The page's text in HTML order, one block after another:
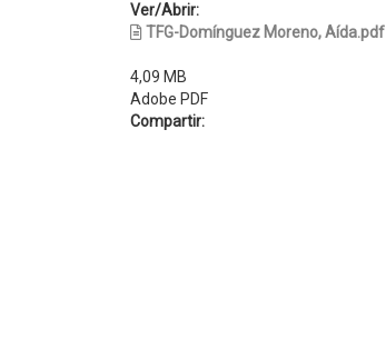
Ver/Abrir:
TFG-Domínguez Moreno, Aída.pdf
4,09 MB
Adobe PDF
Compartir: